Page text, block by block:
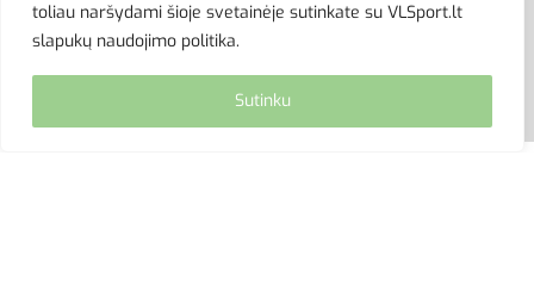
toliau naršydami šioje svetainėje sutinkate su VLSport.lt
slapukų naudojimo politika.
Sutinku